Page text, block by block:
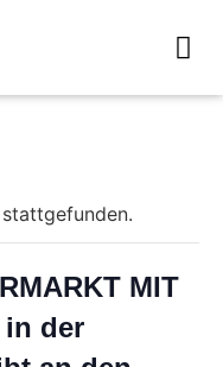
MIT
in der